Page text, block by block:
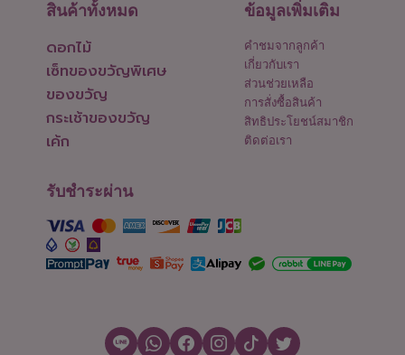
สินค้าทั้งหมด
ดอกไม้
เซ็ทของขวัญพิเศษ
ของขวัญ
กระเช้าของขวัญ
เค้ก
ข้อมูลเพิ่มเติม
คำชมจากลูกค้า
เกี่ยวกับเรา
ส่วนช่วยเหลือ
การสั่งซื้อสินค้า
สิทธิประโยชน์สมาชิก
ติดต่อเรา
รับชำระผ่าน